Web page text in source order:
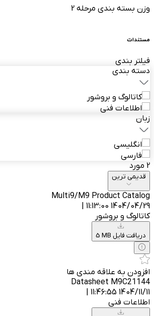
وزن بسته بندی مرحله 2
مستندات
فیلتر بندی
دسته بندی
کاتالوگ و بروشور
اطلاعات فنی
زبان
انگلیسی
فارسی
2 مورد
قدیمی ترین
Multi9/M9 Product Catalog
1404/04/29 11:13:00 |
کاتالوگ و بروشور
5 MB دریافت فایل
افزودن به علاقه مندی ها
Datasheet M9C21144
1404/11/11 11:46:55 |
اطلاعات فنی